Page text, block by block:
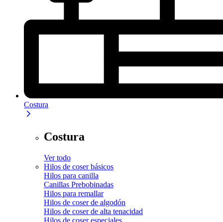
Costura
Costura
Ver todo
Hilos de coser básicos
Hilos para canilla
Canillas Prebobinadas
Hilos para remallar
Hilos de coser de algodón
Hilos de coser de alta tenacidad
Hilos de coser especiales